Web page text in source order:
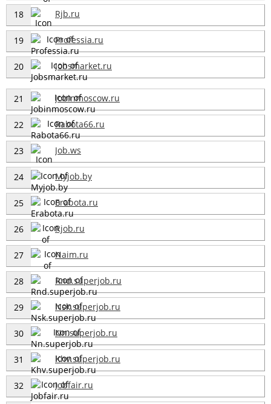
18 Rjb.ru
19 Professia.ru
20 Jobsmarket.ru
21 Jobinmoscow.ru
22 Rabota66.ru
23 Job.ws
24 Myjob.by
25 Erabota.ru
26 Rjob.ru
27 Naim.ru
28 Rnd.superjob.ru
29 Nsk.superjob.ru
30 Nn.superjob.ru
31 Khv.superjob.ru
32 Jobfair.ru